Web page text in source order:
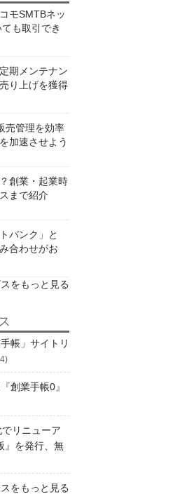
モSMTBネッ
も取引でき
期メンテナン
り上げを獲得
売管理を効率
加速させよう
創業・起業時
まで紹介
バンク」と
合わせがお
をもっと見る
帳」サイトリ
創業手帳0』
リニューア
』を発行、無
をもっと見る